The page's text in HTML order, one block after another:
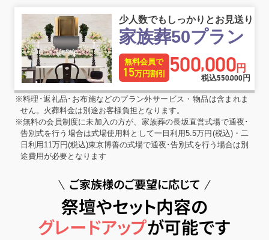
少人数でもしっかりとお見送り
家族葬50プラン
無料会員で
15万円割引 500,000円
税込550,000 円
※料理･返礼品･お布施などのプラン外サービス・物品は含まれま
せん。火葬料金は別途お客様負担となります。
※無料の会員制度に未加入の方が、家族葬の長坂直営式場で通夜･
告別式を行う場合は式場使用料として一日利用5.5万円(税込)・二
日利用11万円(税込)東京博善の式場で通夜･告別式を行う場合は別
途費用が必要となります
ご家族様のご要望に応じて
祭壇やセット内容の
グレードアップが可能です